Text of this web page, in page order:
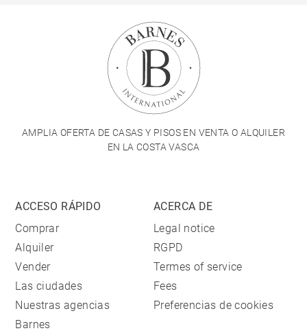
AMPLIA OFERTA DE CASAS Y PISOS EN VENTA O ALQUILER
EN LA COSTA VASCA
ACCESO RÁPIDO
Comprar
Alquiler
Vender
Las ciudades
Nuestras agencias
Barnes
ACERCA DE
Legal notice
RGPD
Termes of service
Fees
Preferencias de cookies